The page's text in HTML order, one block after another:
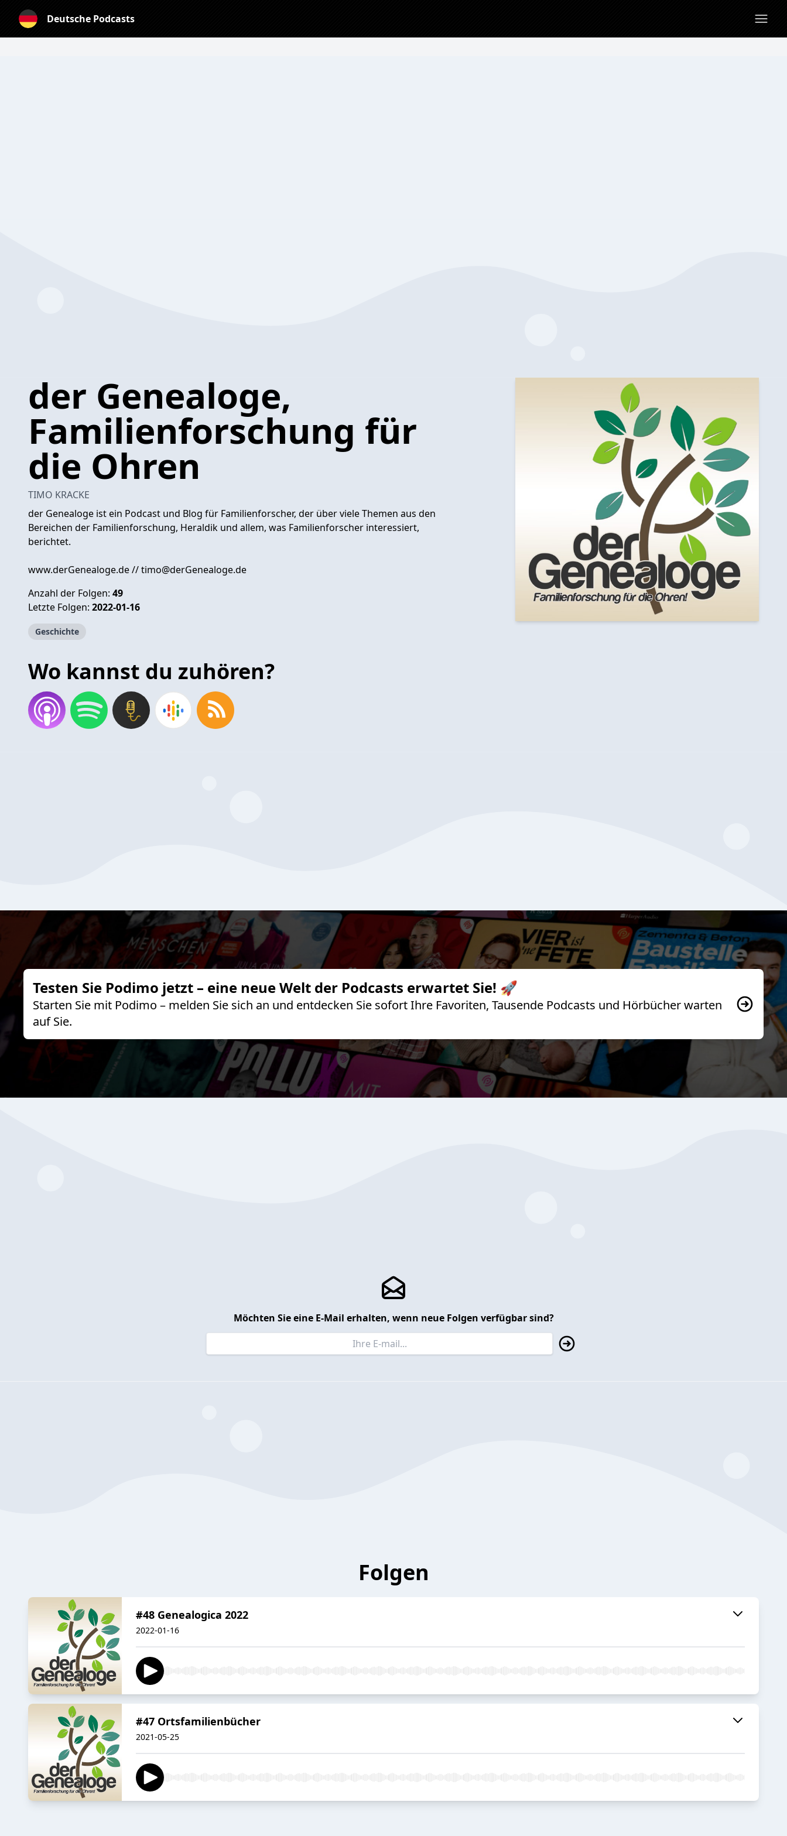
Deutsche Podcasts
der Genealoge,
Familienforschung für
die Ohren
TIMO KRACKE
der Genealoge ist ein Podcast und Blog für Familienforscher, der über viele Themen aus den
Bereichen der Familienforschung, Heraldik und allem, was Familienforscher interessiert,
berichtet.
www.derGenealoge.de //timo@derGenealoge.de
Anzahl der Folgen: 49
Letzte Folgen: 2022-01-16
Geschichte
Wo kannst du zuhören?
Testen Sie Podimo jetzt – eine neue Welt der Podcasts erwartet Sie! 🚀
Starten Sie mit Podimo – melden Sie sich an und entdecken Sie sofort Ihre Favoriten, Tausende Podcasts und Hörbücher warten
auf Sie.
Möchten Sie eine E-Mail erhalten, wenn neue Folgen verfügbar sind?
Folgen
#48 Genealogica 2022
2022-01-16
#47 Ortsfamilienbücher
2021-05-25